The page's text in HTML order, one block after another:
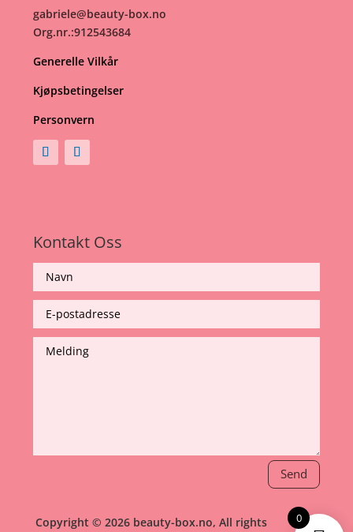
gabriele@beauty-box.no
Org.nr.:912543684
Generelle Vilkår
Kjøpsbetingelser
Personvern
Kontakt Oss
Send
Copyright © 2026 beauty-box.no, All rights 0